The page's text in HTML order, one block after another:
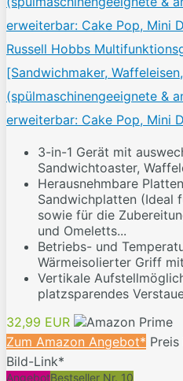
Russell Hobbs
[Sandwichmaker,
(spülmaschinengeeignete &
erweiterbar: Cake Pop, Mini
3-in-1 Gerät mit
Sandwichtoaster,
Herausnehmbare
Sandwichplatten (Ideal
sowie für die
und Omeletts...
Betriebs- und
Wärmeisolierter Griff
Vertikale
platzsparendes
32,99 EUR
Zum Amazon Angebot*
Bild-Link*
AngebotBestseller Nr. 10